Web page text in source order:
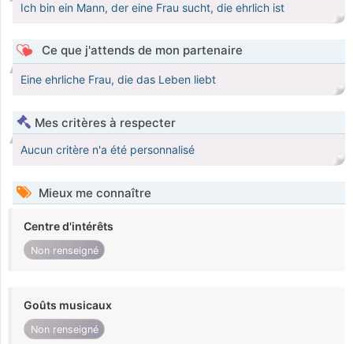
Ich bin ein Mann, der eine Frau sucht, die ehrlich ist
Ce que j'attends de mon partenaire
Eine ehrliche Frau, die das Leben liebt
Mes critères à respecter
Aucun critère n'a été personnalisé
Mieux me connaître
Centre d'intérêts
Non renseigné
Goûts musicaux
Non renseigné